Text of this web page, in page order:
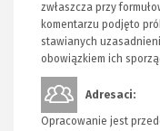
zwłaszcza przy
komentarzu podjęto
stawianych
obowiązkiem ich
Adresaci:
Opracowanie jest